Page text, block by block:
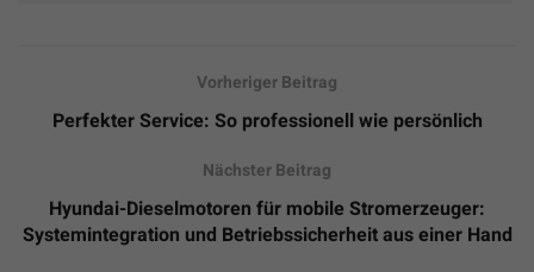
Vorheriger Beitrag
Perfekter Service: So professionell wie persönlich
Nächster Beitrag
Hyundai-Dieselmotoren für mobile Stromerzeuger:
Systemintegration und Betriebssicherheit aus einer Hand